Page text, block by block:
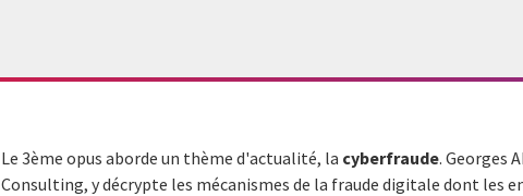
Le 3ème opus aborde un thème d'actualité, la cyberfraude. Georges
Consulting, y décrypte les mécanismes de la fraude digitale dont les